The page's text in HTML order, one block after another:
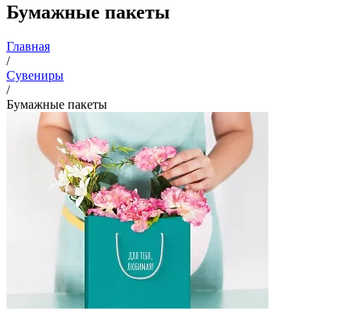
Бумажные пакеты
Главная
/
Сувениры
/
Бумажные пакеты